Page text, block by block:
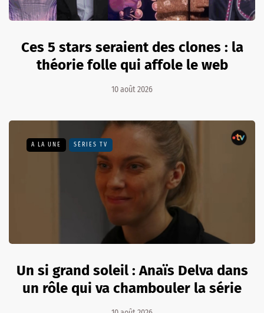
Ces 5 stars seraient des clones : la
théorie folle qui affole le web
10 août 2026
A LA UNE SÉRIES TV
Un si grand soleil : Anaïs Delva dans
un rôle qui va chambouler la série